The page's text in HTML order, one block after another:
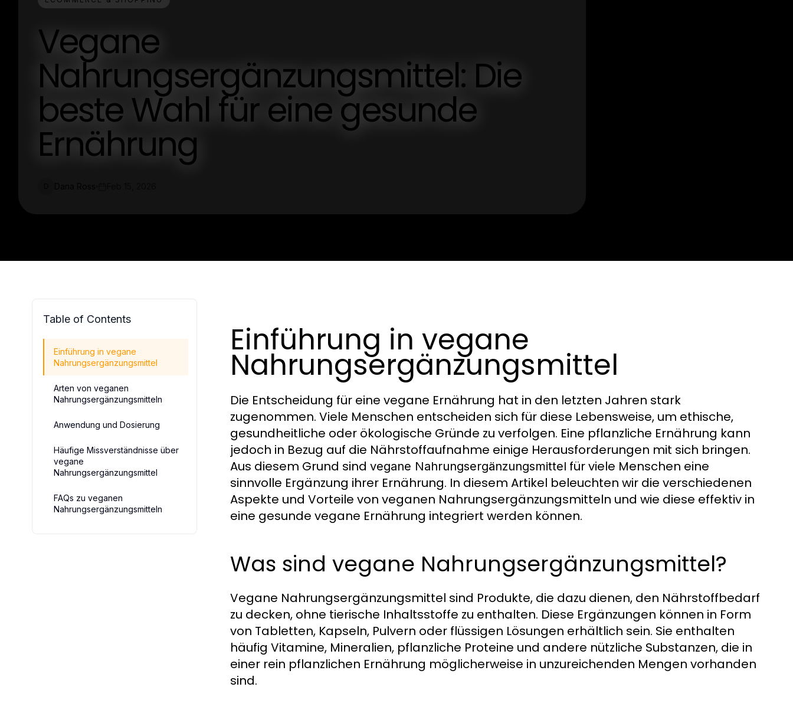
Vegane
Nahrungsergänzungsmittel: Die
beste Wahl für eine gesunde
Ernährung
Table of Contents
Einführung in vegane
Nahrungsergänzungsmittel
Arten von veganen
Nahrungsergänzungsmitteln
Anwendung und Dosierung
Häufige Missverständnisse über
vegane
Nahrungsergänzungsmittel
FAQs zu veganen
Nahrungsergänzungsmitteln
Einführung in vegane
Nahrungsergänzungsmittel
Die Entscheidung für eine vegane Ernährung hat in den letzten Jahren stark
zugenommen. Viele Menschen entscheiden sich für diese Lebensweise, um ethische,
gesundheitliche oder ökologische Gründe zu verfolgen. Eine pflanzliche Ernährung kann
jedoch in Bezug auf die Nährstoffaufnahme einige Herausforderungen mit sich bringen.
Aus diesem Grund sind vegane Nahrungsergänzungsmittel für viele Menschen eine
sinnvolle Ergänzung ihrer Ernährung. In diesem Artikel beleuchten wir die verschiedenen
Aspekte und Vorteile von veganen Nahrungsergänzungsmitteln und wie diese effektiv in
eine gesunde vegane Ernährung integriert werden können.
Was sind vegane Nahrungsergänzungsmittel?
Vegane Nahrungsergänzungsmittel sind Produkte, die dazu dienen, den Nährstoffbedarf
zu decken, ohne tierische Inhaltsstoffe zu enthalten. Diese Ergänzungen können in Form
von Tabletten, Kapseln, Pulvern oder flüssigen Lösungen erhältlich sein. Sie enthalten
häufig Vitamine, Mineralien, pflanzliche Proteine und andere nützliche Substanzen, die in
einer rein pflanzlichen Ernährung möglicherweise in unzureichenden Mengen vorhanden
sind.